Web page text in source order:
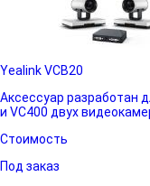
Yealink VCB20
Аксессуар разработан
и VC400 двух
Стоимость
Под заказ